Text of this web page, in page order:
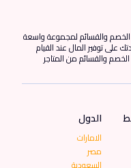
الخصم والقسائم لمجموعة واسعة
على توفير المال عند القيام
والقسائم من المتاجر
الدول
الامارات
مصر